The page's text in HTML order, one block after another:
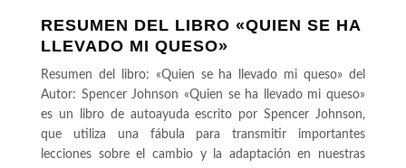
RESUMEN DEL LIBRO «QUIEN SE HA
LLEVADO MI QUESO»
Resumen del libro: «Quien se ha llevado mi queso» del
Autor: Spencer Johnson «Quien se ha llevado mi queso»
es un libro de autoayuda escrito por Spencer Johnson,
que utiliza una fábula para transmitir importantes
lecciones sobre el cambio y la adaptación en nuestras